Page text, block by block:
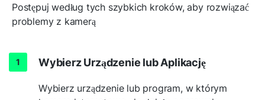
Postępuj według tych szybkich kroków, aby rozwiązać
problemy z kamerą
Wybierz Urządzenie lub Aplikację
Wybierz urządzenie lub program, w którym